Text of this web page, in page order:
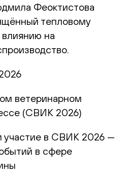
Феоктистова
тепловому
влиянию на
ветеринарном
(СВИК 2026)
участие в СВИК 2026 —
в сфере